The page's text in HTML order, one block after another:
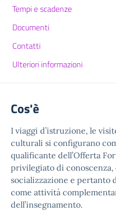
Tempi e scadenze
Documenti
Contatti
Ulteriori informazioni
Cos'è
I viaggi d’istruzione, le
culturali si configurano
qualificante dell’Offerta
privilegiato di
socializzazione e pertanto
come attività
dell’insegnamento.